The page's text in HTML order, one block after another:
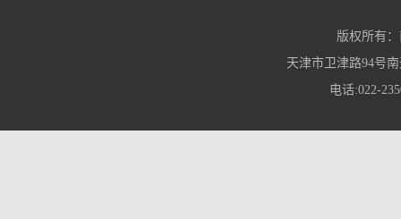
版权所有
天津市卫津路94号
电话:022-